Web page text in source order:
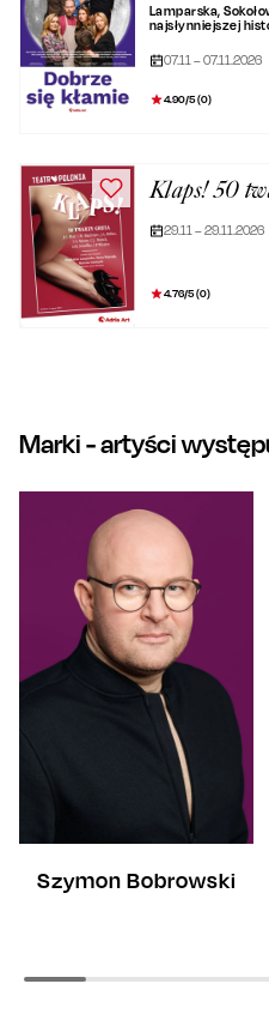
Lamparska,
najsłynniejszej
07.11 – 07.11.2026
4.90/5 (0)
Klaps! 50
29.11 – 29.11.2026
4.76/5 (0)
Marki- artyści
Szymon Bobrowski